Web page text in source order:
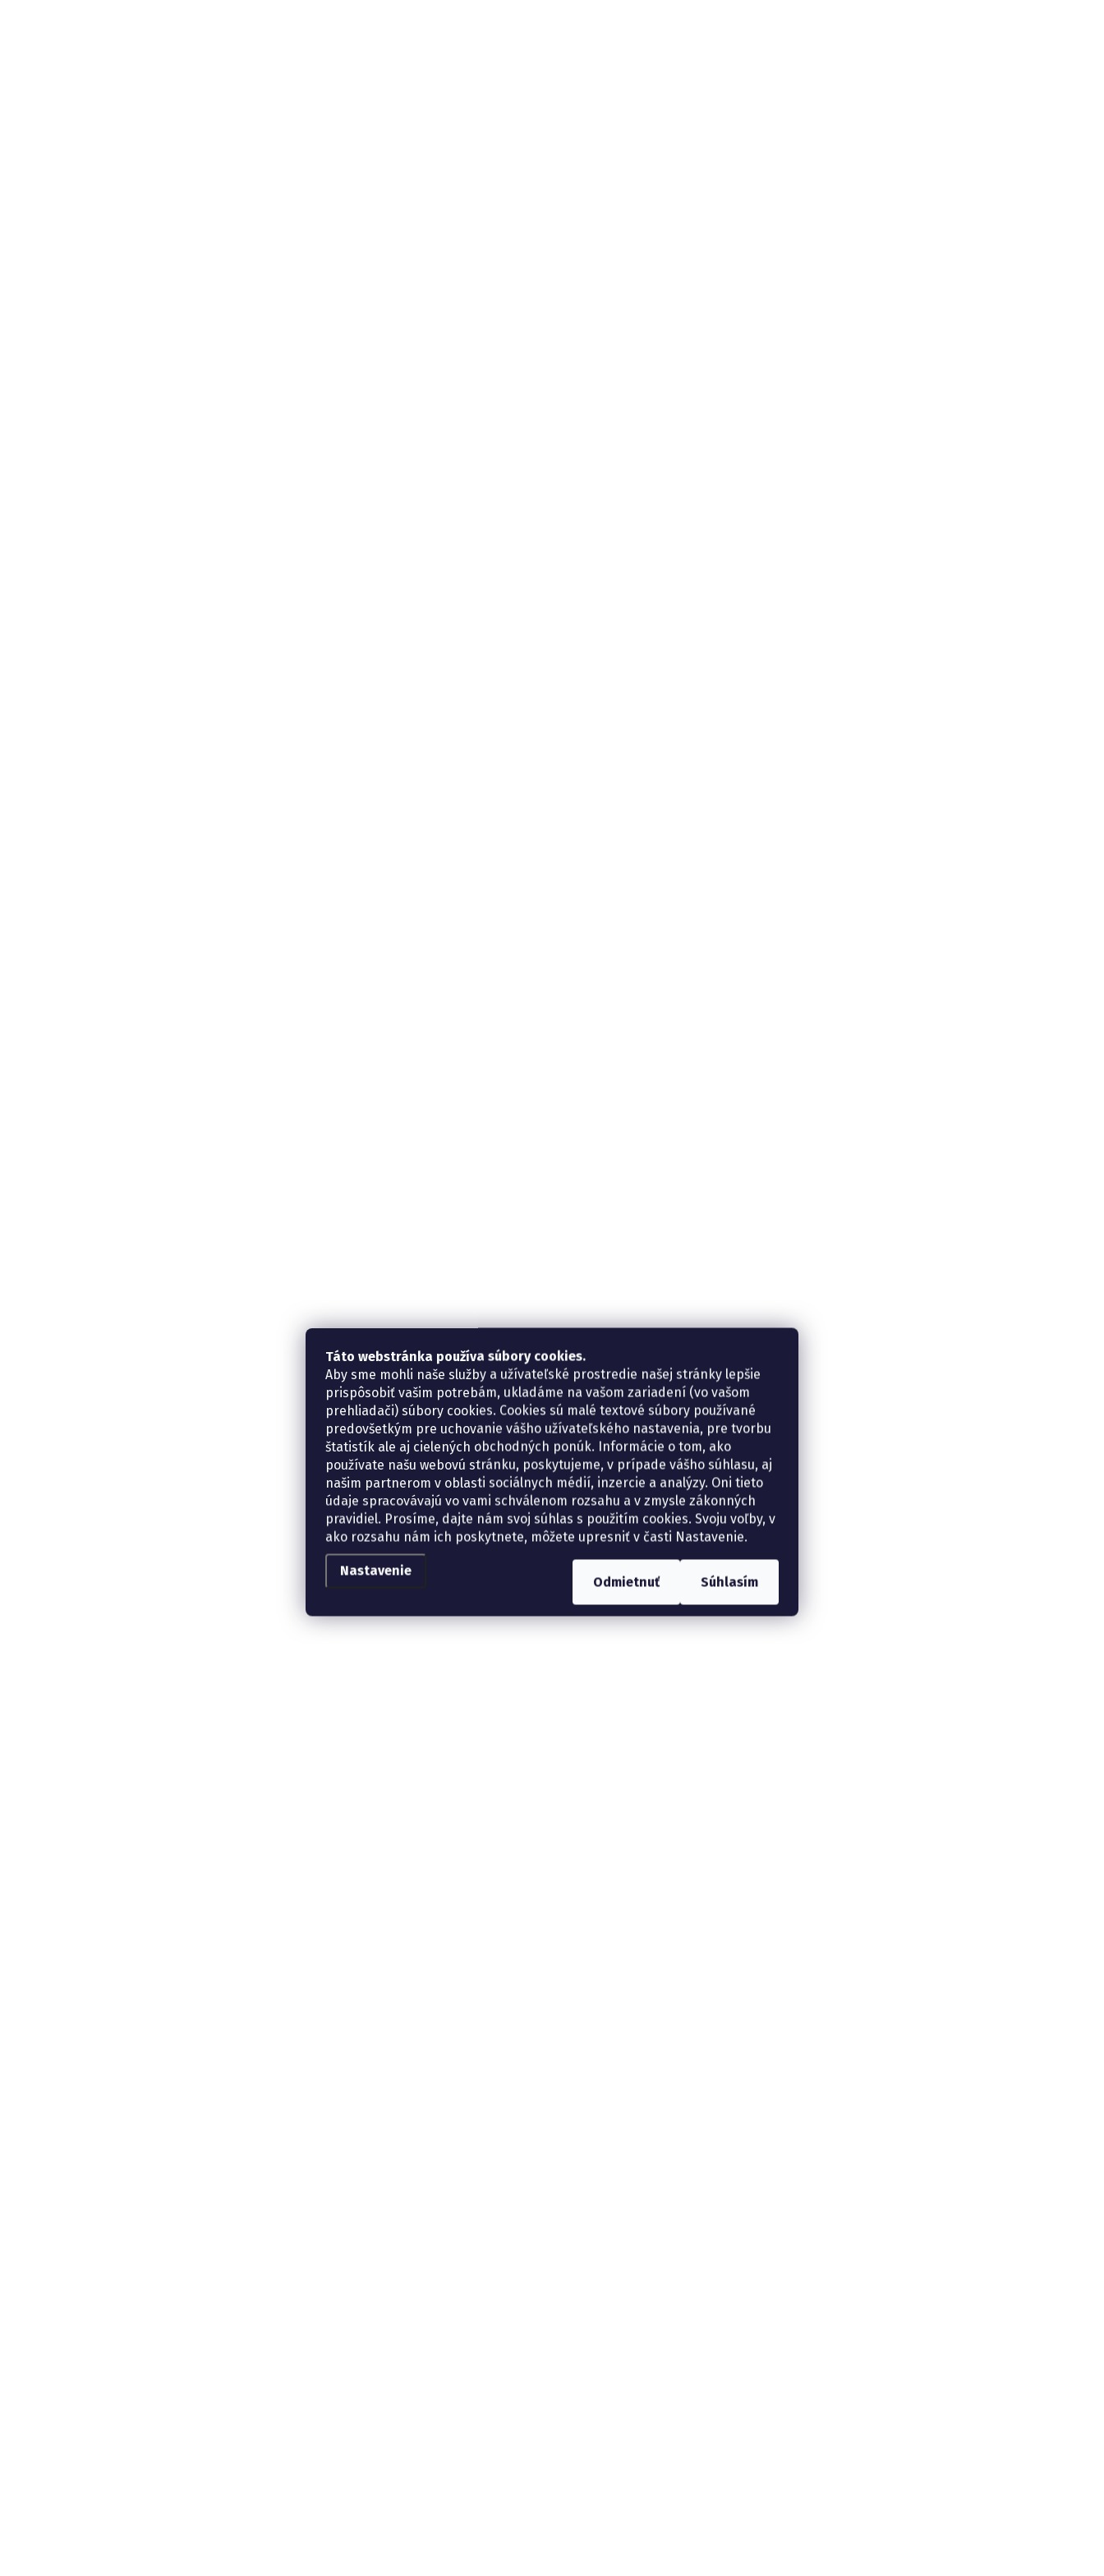
Táto webstránka používa súbory cookies.
Aby sme mohli naše služby a užívateľské prostredie našej stránky lepšie
prispôsobiť vašim potrebám, ukladáme na vašom zariadení (vo vašom
prehliadači) súbory cookies. Cookies sú malé textové súbory používané
predovšetkým pre uchovanie vášho užívateľského nastavenia, pre tvorbu
štatistík ale aj cielených obchodných ponúk. Informácie o tom, ako
používate našu webovú stránku, poskytujeme, v prípade vášho súhlasu, aj
našim partnerom v oblasti sociálnych médií, inzercie a analýzy. Oni tieto
údaje spracovávajú vo vami schválenom rozsahu a v zmysle zákonných
pravidiel. Prosíme, dajte nám svoj súhlas s použitím cookies. Svoju voľby, v
ako rozsahu nám ich poskytnete, môžete upresniť v časti Nastavenie.
Nastavenie
Odmietnuť Súhlasím